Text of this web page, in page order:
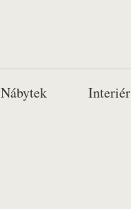
Nábytek Interiér